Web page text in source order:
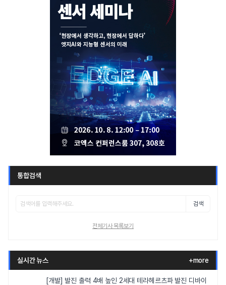
통합검색
검색
전체기사 목록보기
실시간 뉴스 +more
[개발] 발진 출력 4배 높인 2세대 테라헤르츠파 발진 디바이